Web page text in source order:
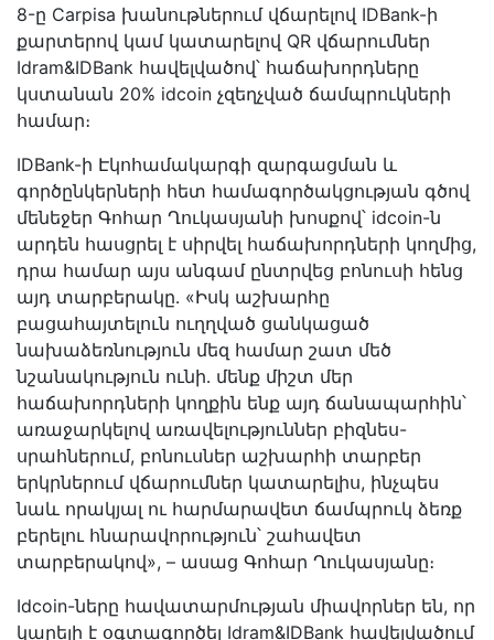
8-ը Carpisa խանութներում վճարելով IDBank-ի
քարտերով կամ կատարելով QR վճարումներ
Idram&IDBank հավելվածով՝ հաճախորդները
կստանան 20% idcoin չզեղչված ճամպրուկների
համար։
IDBank-ի Էկոհամակարգի զարգացման և
գործընկերների հետ համագործակցության գծով
մենեջեր Գոհար Ղուկասյանի խոսքով՝ idcoin-ն
արդեն հասցրել է սիրվել հաճախորդների կողմից,
դրա համար այս անգամ ընտրվեց բոնուսի հենց
այդ տարբերակը․ «Իսկ աշխարհը
բացահայտելուն ուղղված ցանկացած
նախաձեռնություն մեզ համար շատ մեծ
նշանակություն ունի․ մենք միշտ մեր
հաճախորդների կողքին ենք այդ ճանապարհին՝
առաջարկելով առավելություններ բիզնես-
սրահներում, բոնուսներ աշխարհի տարբեր
երկրներում վճարումներ կատարելիս, ինչպես
նաև որակյալ ու հարմարավետ ճամպրուկ ձեռք
բերելու հնարավորություն՝ շահավետ
տարբերակով», – ասաց Գոհար Ղուկասյանը։
Idcoin-ները հավատարմության միավորներ են, որ
կարելի է օգտագործել Idram&IDBank հավելվածում